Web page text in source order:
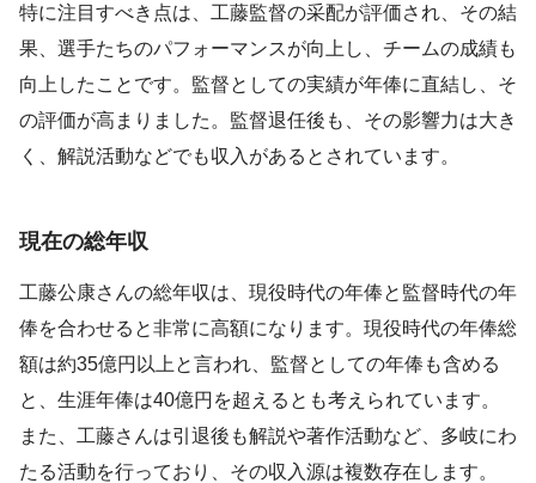
特に注目すべき点は、工藤監督の采配が評価され、その結
果、選手たちのパフォーマンスが向上し、チームの成績も
向上したことです。監督としての実績が年俸に直結し、そ
の評価が高まりました。監督退任後も、その影響力は大き
く、解説活動などでも収入があるとされています。
現在の総年収
工藤公康さんの総年収は、現役時代の年俸と監督時代の年
俸を合わせると非常に高額になります。現役時代の年俸総
額は約35億円以上と言われ、監督としての年俸も含める
と、生涯年俸は40億円を超えるとも考えられています。
また、工藤さんは引退後も解説や著作活動など、多岐にわ
たる活動を行っており、その収入源は複数存在します。